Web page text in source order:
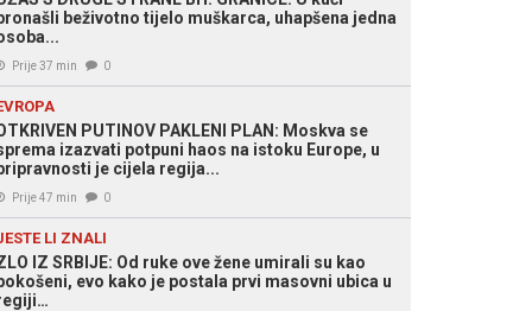
beživotno tijelo muškarca, uhapšena jedna
Prije 37 min 0
PUTINOV PAKLENI PLAN: Moskva se
izazvati potpuni haos na istoku Europe, u
je cijela regija...
Prije 47 min 0
LI ZNALI
IZ SRBIJE: Od ruke ove žene umirali su kao
evo kako je postala prvi masovni ubica u